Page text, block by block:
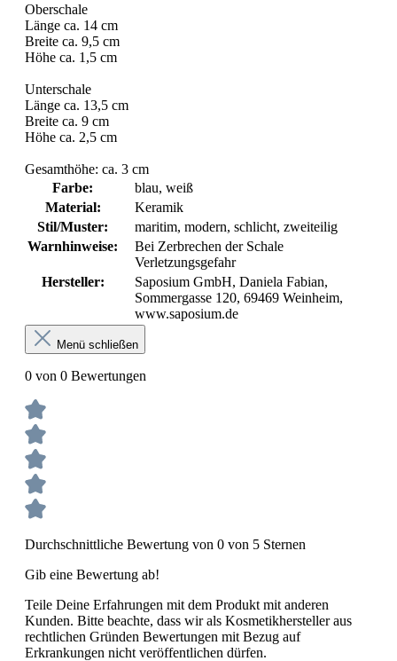
Oberschale
Länge ca. 14 cm
Breite ca. 9,5 cm
Höhe ca. 1,5 cm
Unterschale
Länge ca. 13,5 cm
Breite ca. 9 cm
Höhe ca. 2,5 cm
Gesamthöhe: ca. 3 cm
Farbe:
blau, weiß
Material:
Keramik
Stil/Muster:
maritim, modern, schlicht, zweiteilig
Warnhinweise:
Bei Zerbrechen der Schale
Verletzungsgefahr
Hersteller:
Saposium GmbH, Daniela Fabian,
Sommergasse 120, 69469 Weinheim,
www.saposium.de
Menü schließen
0 von 0 Bewertungen
Durchschnittliche Bewertung von 0 von 5 Sternen
Gib eine Bewertung ab!
Teile Deine Erfahrungen mit dem Produkt mit anderen
Kunden. Bitte beachte, dass wir als Kosmetikhersteller aus
rechtlichen Gründen Bewertungen mit Bezug auf
Erkrankungen nicht veröffentlichen dürfen.